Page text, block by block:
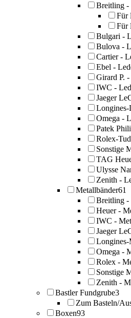
Breitling -
Für
Für
Bulgari -
Bulova -
Cartier -
Ebel -
Girard P.
IWC -
Jaeger
Longines-
Omega -
Patek
Rolex-
Sonstige
TAG
Ulysse
Zenith -
Metallbänder61
Breitling -
Heuer -
IWC -
Jaeger
Longines-
Omega -
Rolex -
Sonstige
Zenith -
Bastler Fundgrube3
Zum Basteln/
Boxen93